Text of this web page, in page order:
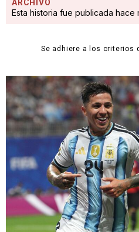
ARCHIVO
Esta historia fue publicada hace
Se adhiere a los criterios